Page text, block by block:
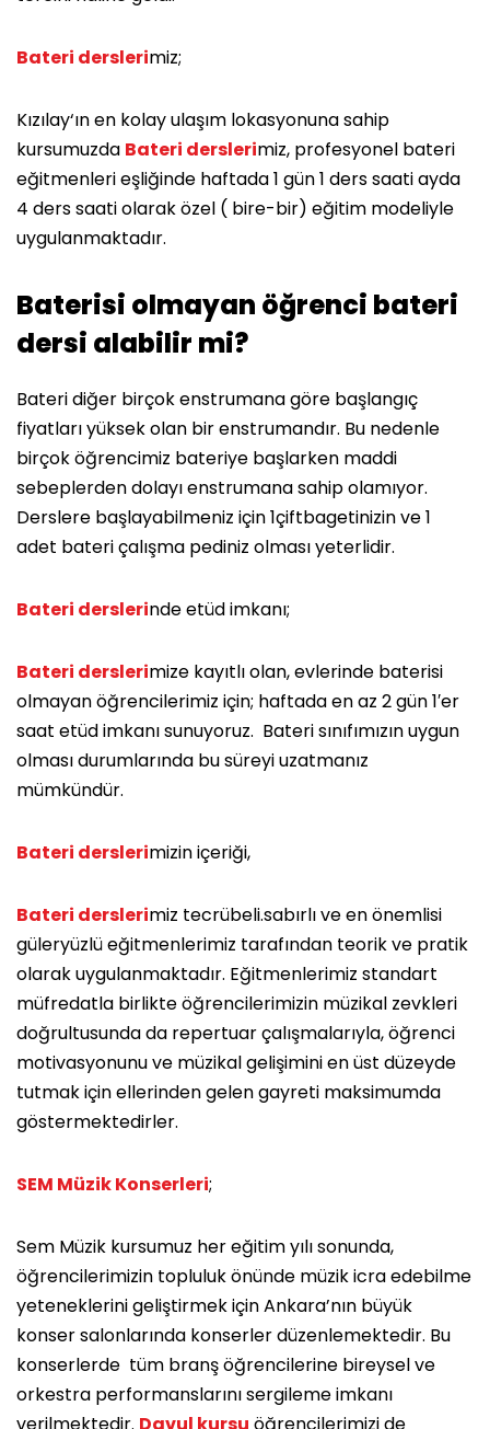
Bateri derslerimiz;
Kızılay‘ın en kolay ulaşım lokasyonuna sahip
kursumuzda Bateri derslerimiz, profesyonel bateri
eğitmenleri eşliğinde haftada 1 gün 1 ders saati ayda
4 ders saati olarak özel ( bire-bir) eğitim modeliyle
uygulanmaktadır.
Baterisi olmayan öğrenci bateri
dersi alabilir mi?
Bateri diğer birçok enstrumana göre başlangıç
fiyatları yüksek olan bir enstrumandır. Bu nedenle
birçok öğrencimiz bateriye başlarken maddi
sebeplerden dolayı enstrumana sahip olamıyor.
Derslere başlayabilmeniz için 1çiftbagetinizin ve 1
adet bateri çalışma pediniz olması yeterlidir.
Bateri derslerinde etüd imkanı;
Bateri derslerimize kayıtlı olan, evlerinde baterisi
olmayan öğrencilerimiz için; haftada en az 2 gün 1′er
saat etüd imkanı sunuyoruz. Bateri sınıfımızın uygun
olması durumlarında bu süreyi uzatmanız
mümkündür.
Bateri derslerimizin içeriği,
Bateri derslerimiz tecrübeli.sabırlı ve en önemlisi
güleryüzlü eğitmenlerimiz tarafından teorik ve pratik
olarak uygulanmaktadır. Eğitmenlerimiz standart
müfredatla birlikte öğrencilerimizin müzikal zevkleri
doğrultusunda da repertuar çalışmalarıyla, öğrenci
motivasyonunu ve müzikal gelişimini en üst düzeyde
tutmak için ellerinden gelen gayreti maksimumda
göstermektedirler.
SEM Müzik Konserleri;
Sem Müzik kursumuz her eğitim yılı sonunda,
öğrencilerimizin topluluk önünde müzik icra edebilme
yeteneklerini geliştirmek için Ankara’nın büyük
konser salonlarında konserler düzenlemektedir. Bu
konserlerde tüm branş öğrencilerine bireysel ve
orkestra performanslarını sergileme imkanı
verilmektedir. Davul kursu öğrencilerimizi de